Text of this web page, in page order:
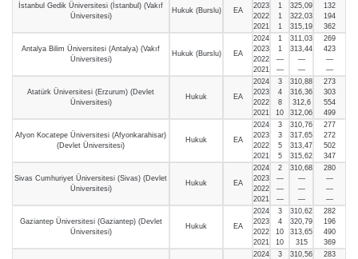
İstanbul Gedik Üniversitesi (İstanbul) (Vakıf
Üniversitesi)
Hukuk (Burslu) EA
2023
2022
2021
1
1
1
325,09
322,03
315,19
132
194
362
Antalya Bilim Üniversitesi (Antalya) (Vakıf
Üniversitesi)
Hukuk (Burslu) EA
2024
2023
2022
2021
1
1
—
—
311,03
313,44
—
—
269
423
—
—
Atatürk Üniversitesi (Erzurum) (Devlet
Üniversitesi)
Hukuk EA
2024
2023
2022
2021
3
4
8
10
310,88
316,36
312,6
312,06
273
303
554
499
Afyon Kocatepe Üniversitesi (Afyonkarahisar)
(Devlet Üniversitesi)
Hukuk EA
2024
2023
2022
2021
3
3
5
5
310,76
317,65
313,47
315,62
277
272
502
347
Sivas Cumhuriyet Üniversitesi (Sivas) (Devlet
Üniversitesi)
Hukuk EA
2024
2023
2022
2021
2
—
—
—
310,68
—
—
—
280
—
—
—
Gaziantep Üniversitesi (Gaziantep) (Devlet
Üniversitesi)
Hukuk EA
2024
2023
2022
2021
3
4
10
10
310,62
320,79
313,65
315
282
196
490
369
2024
3
310,56
283